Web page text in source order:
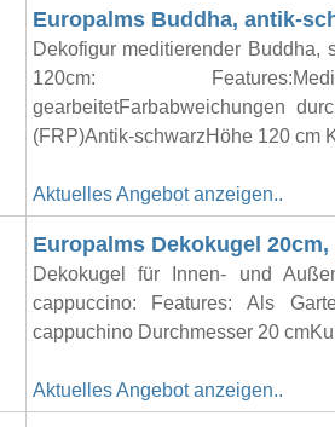
Europalms Buddha, antik-
Dekofigur meditierender Buddha,
120cm:
gearbeitetFarbabweichungen
(FRP)Antik-schwarzHöhe 120 cm
Aktuelles Angebot anzeigen..
Europalms Dekokugel
Dekokugel für Innen- und
cappuccino: Features: Als
cappuchino Durchmesser 20
Aktuelles Angebot anzeigen..